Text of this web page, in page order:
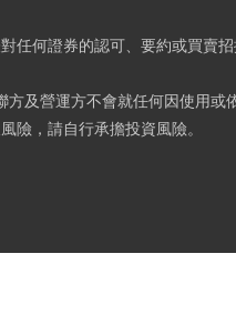
任何證券的認可、要約或買賣招
方及營運方不會就任何因使用或
險，請自行承擔投資風險。